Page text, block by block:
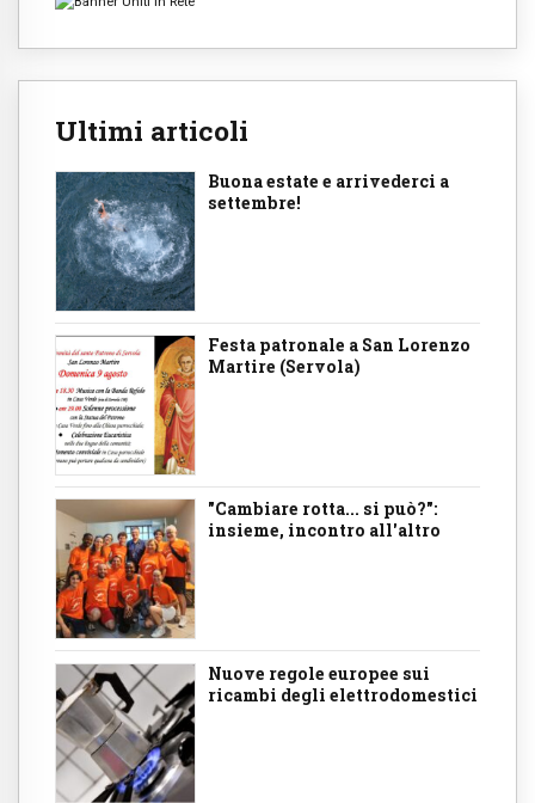
Ultimi articoli
Buona estate e arrivederci a
settembre!
Festa patronale a San Lorenzo
Martire (Servola)
"Cambiare rotta... si può?":
insieme, incontro all'altro
Nuove regole europee sui
ricambi degli elettrodomestici